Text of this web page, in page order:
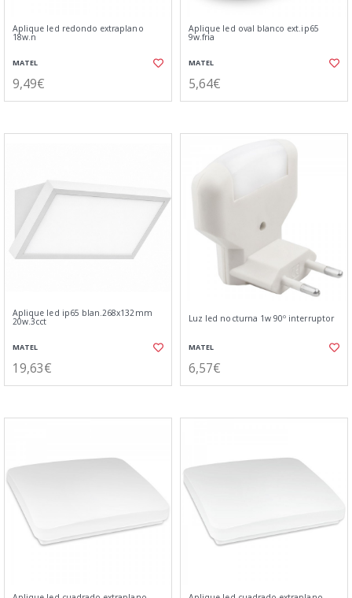
Aplique led redondo extraplano
18w.n
MATEL
9,49€
Aplique led oval blanco ext.ip65
9w.fria
MATEL
5,64€
Aplique led ip65 blan.268x132mm
20w.3cct
MATEL
19,63€
Luz led nocturna 1w 90º interruptor
MATEL
6,57€